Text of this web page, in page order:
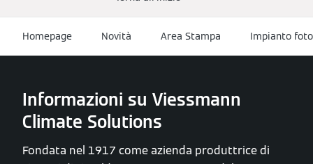
Homepage Novità Area Stampa Impianto
Informazioni su Viessmann
Climate Solutions
Fondata nel 1917 come azienda produttrice di